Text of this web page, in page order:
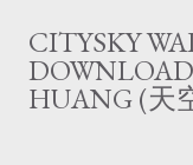
CITYSKY
HUANG (天